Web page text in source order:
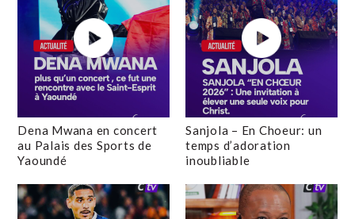
Dena Mwana en concert
au Palais des Sports de
Yaoundé
Sanjola – En Choeur: un
temps d’adoration
inoubliable